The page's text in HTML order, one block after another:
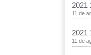
2021
11 de
2021
11 de